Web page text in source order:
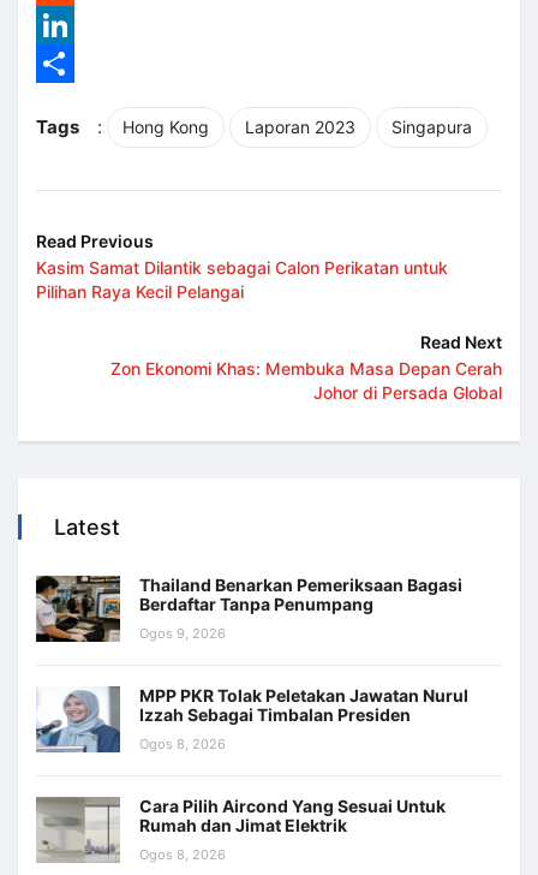
Reddit
LinkedIn
Tags
: Hong Kong Laporan 2023 Singapura
Read Previous
Kasim Samat Dilantik sebagai Calon Perikatan untuk
Pilihan Raya Kecil Pelangai
Read Next
Zon Ekonomi Khas: Membuka Masa Depan Cerah
Johor di Persada Global
Latest
Thailand Benarkan Pemeriksaan Bagasi
Berdaftar Tanpa Penumpang
Ogos 9, 2026
MPP PKR Tolak Peletakan Jawatan Nurul
Izzah Sebagai Timbalan Presiden
Ogos 8, 2026
Cara Pilih Aircond Yang Sesuai Untuk
Rumah dan Jimat Elektrik
Ogos 8, 2026